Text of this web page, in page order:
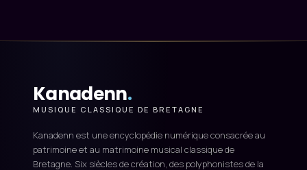
Kanadenn.
MUSIQUE CLASSIQUE DE BRETAGNE
Kanadenn est une encyclopédie numérique consacrée au
patrimoine et au matrimoine musical classique de
Bretagne. Six siècles de création, des polyphonistes de la